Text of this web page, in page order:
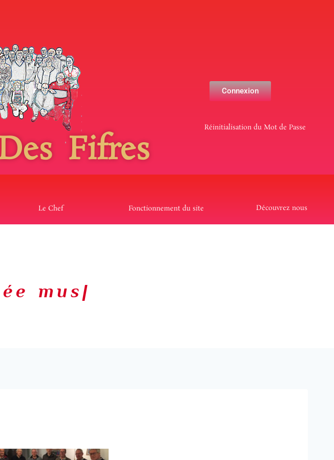
Connexion
Réinitialisation du Mot de Passe
Fifres
Le Chef Fonctionnement du site Découvrez nous
musi|